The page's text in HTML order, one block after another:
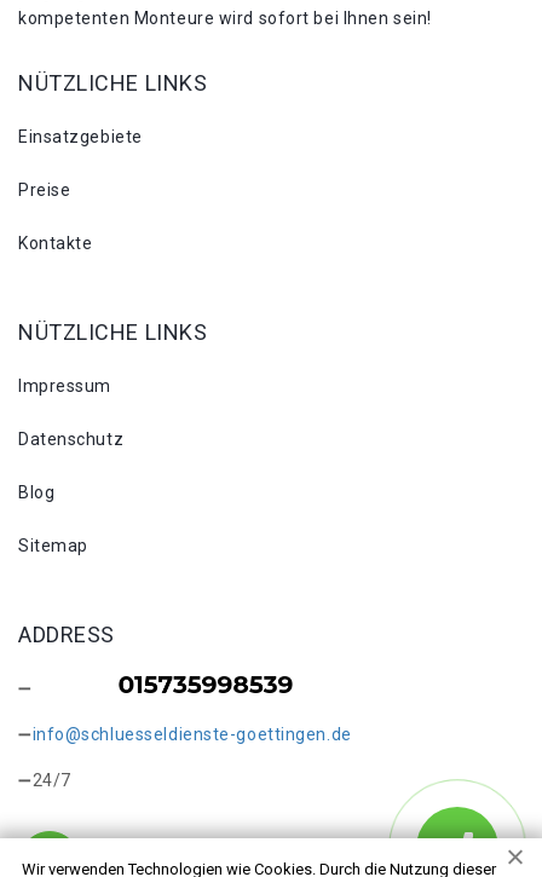
Wir verwenden Technologien wie Cookies. Durch die Nutzung dieser
kompetenten Monteure wird sofort bei Ihnen sein!
NÜTZLICHE LINKS
Einsatzgebiete
Preise
Kontakte
NÜTZLICHE LINKS
Impressum
Datenschutz
Blog
Sitemap
ADDRESS
info@schluesseldienste-goettingen.de
24/7